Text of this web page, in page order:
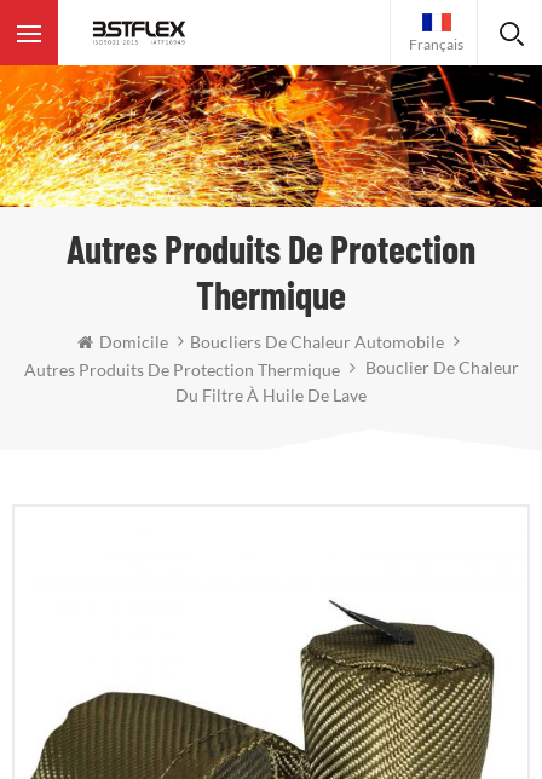
Français
Autres Produits De Protection
Thermique
Domicile
Boucliers De Chaleur Automobile
Autres Produits De Protection Thermique
Bouclier De Chaleur
Du Filtre À Huile De Lave